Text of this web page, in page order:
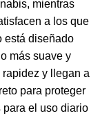
mientras
a los que
está diseñado
más suave y
y llegan a
para proteger
para el uso diario